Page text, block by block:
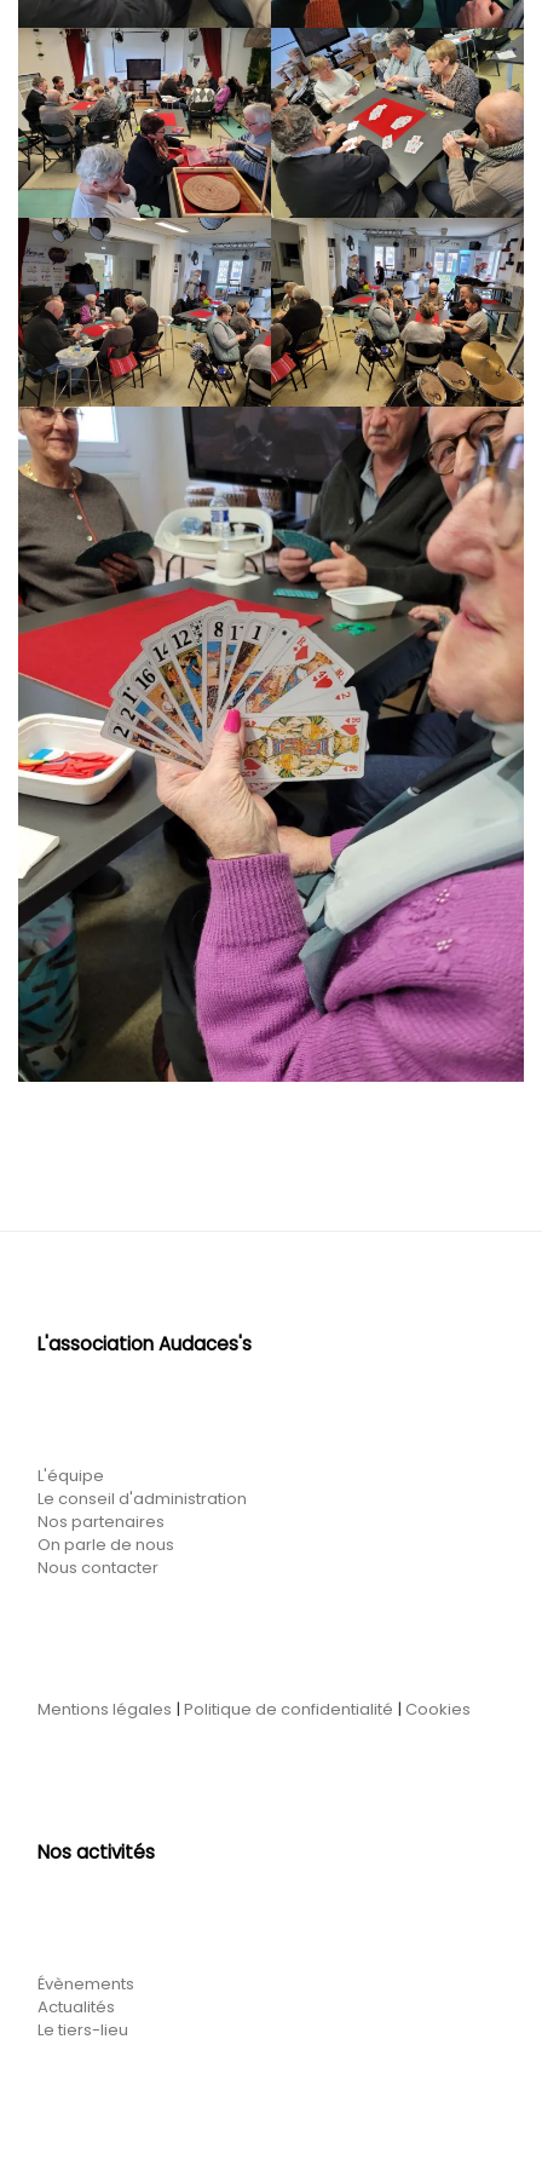
L'association Audaces's
L'équipe
Le conseil d'administration
Nos partenaires
On parle de nous
Nous contacter
Mentions légales |Politique de confidentialité |Cookies
Nos activités
Évènements
Actualités
Le tiers-lieu